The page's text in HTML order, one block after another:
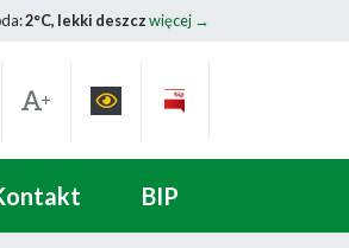
2°C, lekki deszczwięcej →
BIP